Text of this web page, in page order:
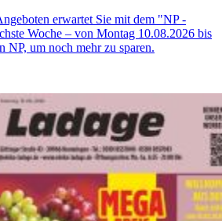
erwartet Sie mit dem "NP -
Woche – von Montag 10.08.2026 bis
NP, um noch mehr zu sparen.